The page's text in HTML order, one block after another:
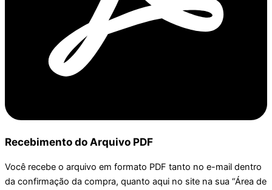
Recebimento do Arquivo PDF
Você recebe o arquivo em formato PDF tanto no e-mail dentro
da confirmação da compra, quanto aqui no site na sua “Área de